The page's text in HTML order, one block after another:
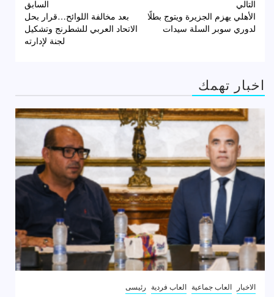
تصفّح
المقالات
السابق
بعد مخالفة اللوائح…قرار بحل
الاتحاد العربي للشطرنج وتشكيل
لجنة لإدارته
التالي
الأهلي يهزم الجزيرة ويتوج بطلًا
لدوري سوبر السلة سيدات
اخبار تهمك
الاخبار العاب جماعية العاب فردية رئيسى